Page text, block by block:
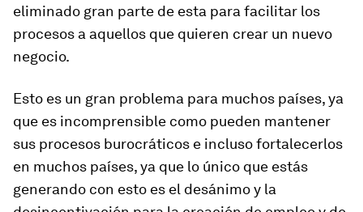
eliminado gran parte de esta para facilitar los
procesos a aquellos que quieren crear un nuevo
negocio.
Esto es un gran problema para muchos países, ya
que es incomprensible como pueden mantener
sus procesos burocráticos e incluso fortalecerlos
en muchos países, ya que lo único que estás
generando con esto es el desánimo y la